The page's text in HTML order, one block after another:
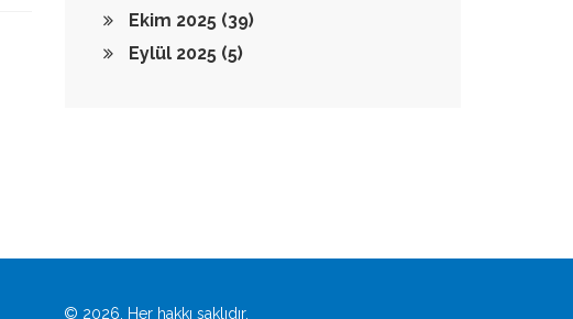
Ekim 2025 (39)
Eylül 2025 (5)
© 2026. Her hakkı saklıdır.